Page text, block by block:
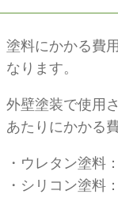
塗料にかかる費
なります。
外壁塗装で使用
あたりにかかる
・ウレタン塗料
・シリコン塗料